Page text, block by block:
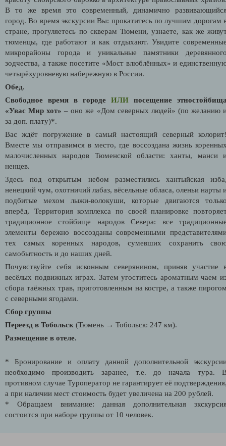
В то же время это современный, динамично
город. Во время экскурсии Вы: прокатитесь по лучшим дорогам
стране, прогуляетесь по скверам Тюмени, узнаете, как же
тюменцы, где работают и как отдыхают. Увидите
микрорайоны города и уникальные памятники
зодчества, а также посетите «Мост влюблённых» и
четырёхуровневую набережную в России.
Обед.
Свободное время в городе ИЛИ
посещение
«Увас Мир хот» – оно же «Дом северных людей» (по желанию
за доп. плату)*.
Вас ждёт погружение в самый настоящий северный
Вместе мы отправимся в место, где воссоздана жизнь
малочисленных народов Тюменской области: ханты, манси
ненцев.
Здесь под открытым небом разместились хантыйская
ненецкий чум, охотничий лабаз, вёсельные обласа, оленьи нарты
подбитые мехом лыжи-волокуши, которые двигаются
вперёд. Территория комплекса по своей планировке
традиционное стойбище народов Севера: все
элементы бережно воссозданы современными
тех самых коренных народов, сумевших сохранить
самобытность и до наших дней.
Почувствуйте себя исконным северянином, приняв участие
весёлых подвижных играх. Затем угоститесь ароматным чаем
сбора таёжных трав, приготовленным на костре, а также
с северными ягодами.
Сбор группы
Переезд в Тобольск (Тюмень → Тобольск: 247 км).
Размещение в отеле.
* Бронирование и оплату данной дополнительной
необходимо производить заранее, т.е. до начала тура.
противном случае Туроператор не гарантирует её
а при наличии мест стоимость будет увеличена на 200 рублей.
* Обращаем внимание: данная дополнительная
состоится при наборе группы от 10 человек.